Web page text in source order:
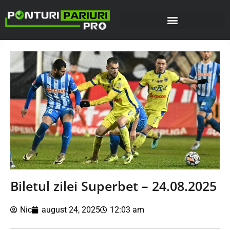
Biletul zilei Superbet – 24.08.2025
Nic august 24, 2025 12:03 am